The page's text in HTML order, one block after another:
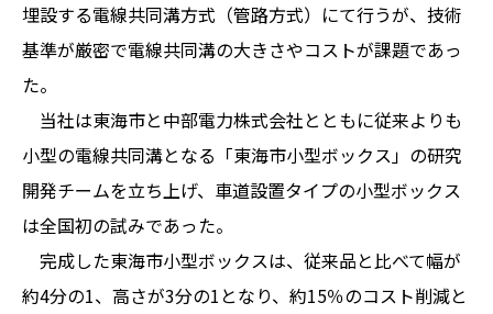
埋設する電線共同溝方式（管路方式）にて行うが、技術
基準が厳密で電線共同溝の大きさやコストが課題であっ
た。
当社は東海市と中部電力株式会社とともに従来よりも
小型の電線共同溝となる「東海市小型ボックス」の研究
開発チームを立ち上げ、車道設置タイプの小型ボックス
は全国初の試みであった。
完成した東海市小型ボックスは、従来品と比べて幅が
約4分の1、高さが3分の1となり、約15％のコスト削減と